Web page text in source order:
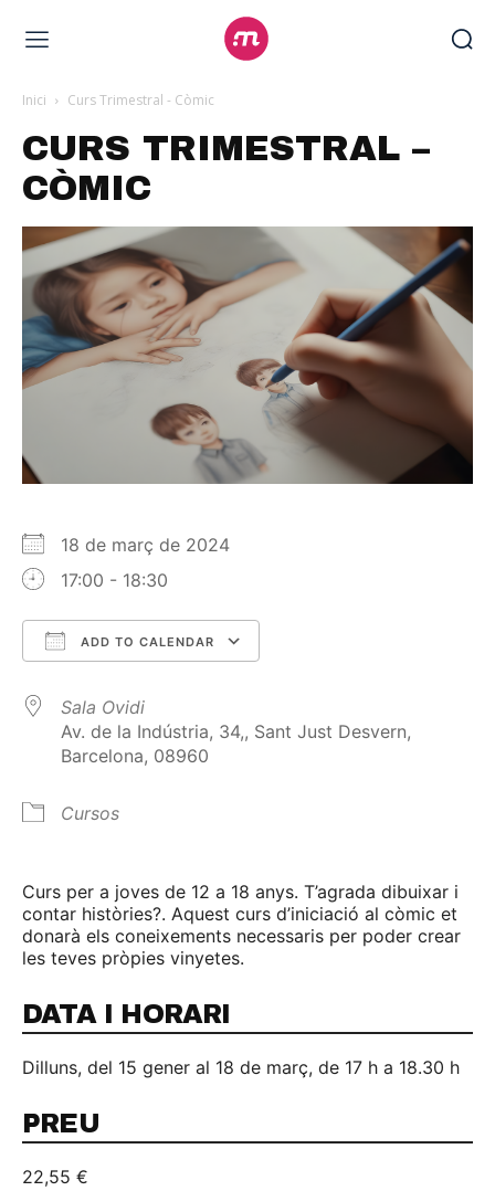
Inici Curs Trimestral - Còmic
CURS TRIMESTRAL –
CÒMIC
18 de març de 2024
17:00 - 18:30
ADD TO CALENDAR
Sala Ovidi
Av. de la Indústria, 34,, Sant Just Desvern,
Barcelona, 08960
Cursos
Curs per a joves de 12 a 18 anys. T’agrada dibuixar i
contar històries?. Aquest curs d’iniciació al còmic et
donarà els coneixements necessaris per poder crear
les teves pròpies vinyetes.
DATA I HORARI
Dilluns, del 15 gener al 18 de març, de 17 h a 18.30 h
PREU
22,55 €